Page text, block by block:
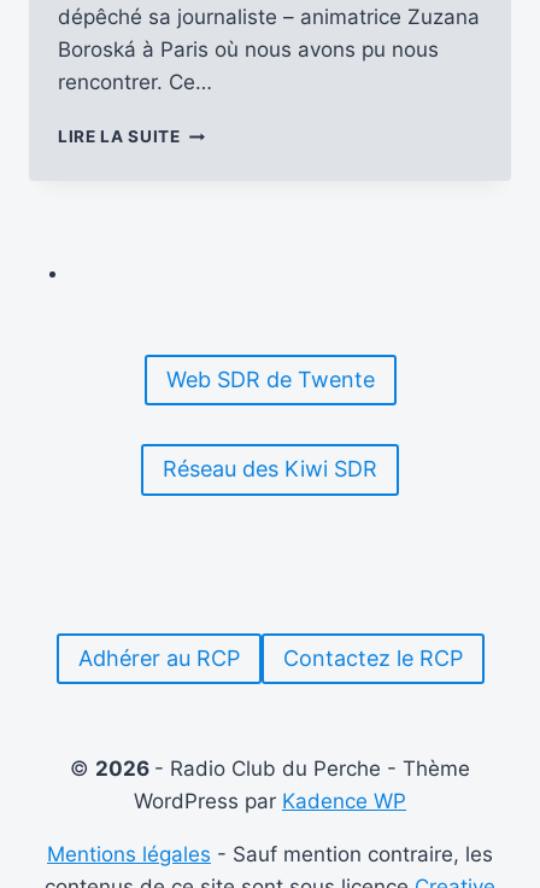
dépêché sa journaliste – animatrice Zuzana
Boroská à Paris où nous avons pu nous
rencontrer. Ce…
LIRE LA SUITERADIO
Web SDR de Twente
Réseau des Kiwi SDR
Adhérer au RCP Contactez le RCP
© 2026 - Radio Club du Perche - Thème
WordPress par Kadence WP
Mentions légales - Sauf mention contraire, les